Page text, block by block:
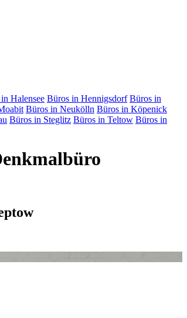
Halensee Büros in Hennigsdorf Büros in
Büros in Neukölln Büros in Köpenick
Büros in Steglitz Büros in Teltow Büros in